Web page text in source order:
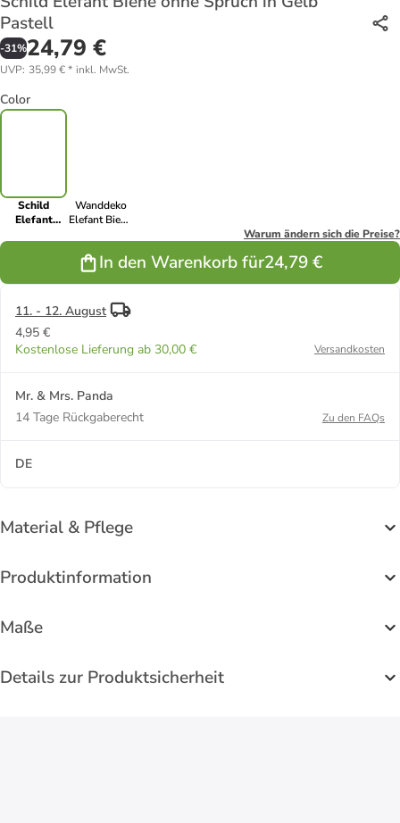
Pastell
-31%24,79 €
UVP: 35,99 €* inkl. MwSt.
Color
Schild
Elefant
Wanddeko
Elefant Biene
Warum ändern sich die Preise?
In den Warenkorb für24,79 €
11. - 12. August
4,95 €
Kostenlose Lieferung ab 30,00 €
Versandkosten
Mr. & Mrs. Panda
14 Tage Rückgaberecht
Zu den FAQs
DE
Material & Pflege
Produktinformation
Maße
Details zur Produktsicherheit